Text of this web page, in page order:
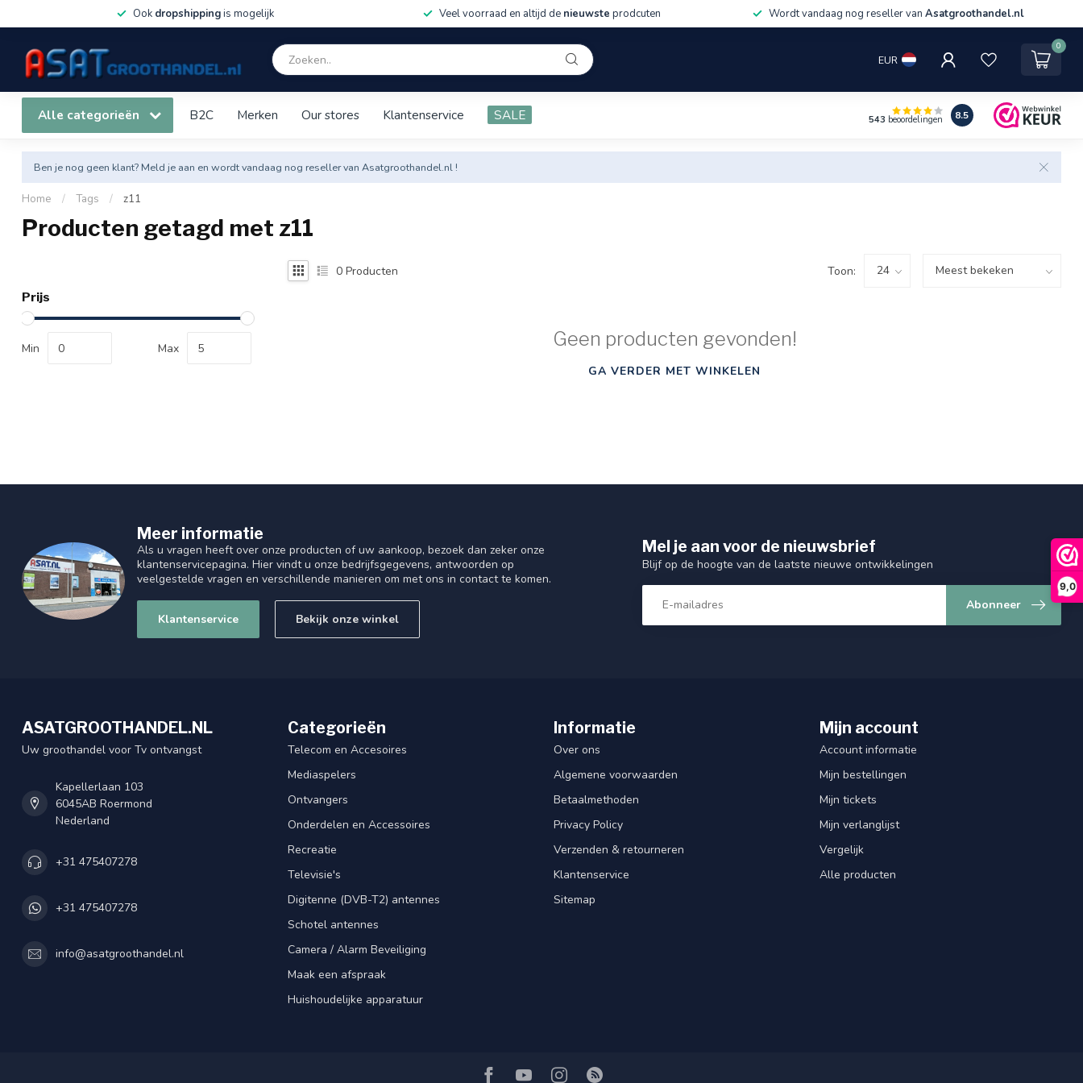
9,0
Ook dropshippingis mogelijk Veel voorraad en altijd de nieuwste prodcuten Wordt vandaag nog reseller van Asatgroothandel.nl
EUR
0
Alle categorieën B2C Merken Our stores Klantenservice SALE 543 beoordelingen 8.5
Ben je nog geen klant? Meld je aan en wordt vandaag nog reseller van Asatgroothandel.nl !
Home / Tags / z11
Producten getagd met z11
Prijs
Min Max
0 Producten Toon:
Geen producten gevonden!
GA VERDER MET WINKELEN
Meer informatie
Als u vragen heeft over onze producten of uw aankoop, bezoek dan zeker onze
klantenservicepagina. Hier vindt u onze bedrijfsgegevens, antwoorden op
veelgestelde vragen en verschillende manieren om met ons in contact te komen.
Klantenservice Bekijk onze winkel
Mel je aan voor de nieuwsbrief
Blijf op de hoogte van de laatste nieuwe ontwikkelingen
Abonneer
ASATGROOTHANDEL.NL
Uw groothandel voor Tv ontvangst
Kapellerlaan 103
6045AB Roermond
Nederland
+31 475407278
+31 475407278
info@asatgroothandel.nl
Categorieën
Telecom en Accesoires
Mediaspelers
Ontvangers
Onderdelen en Accessoires
Recreatie
Televisie's
Digitenne (DVB-T2) antennes
Schotel antennes
Camera / Alarm Beveiliging
Maak een afspraak
Huishoudelijke apparatuur
Informatie
Over ons
Algemene voorwaarden
Betaalmethoden
Privacy Policy
Verzenden & retourneren
Klantenservice
Sitemap
Mijn account
Account informatie
Mijn bestellingen
Mijn tickets
Mijn verlanglijst
Vergelijk
Alle producten